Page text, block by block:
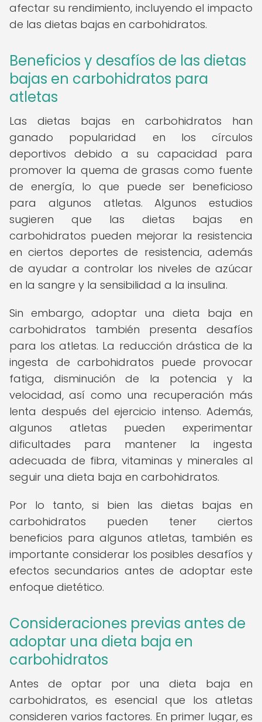
afectar su rendimiento, incluyendo el impacto
de las dietas bajas en carbohidratos.
Beneficios y desafíos de las dietas
bajas en carbohidratos para
atletas
Las dietas bajas en carbohidratos han
ganado popularidad en los círculos
deportivos debido a su capacidad para
promover la quema de grasas como fuente
de energía, lo que puede ser beneficioso
para algunos atletas. Algunos estudios
sugieren que las dietas bajas en
carbohidratos pueden mejorar la resistencia
en ciertos deportes de resistencia, además
de ayudar a controlar los niveles de azúcar
en la sangre y la sensibilidad a la insulina.
Sin embargo, adoptar una dieta baja en
carbohidratos también presenta desafíos
para los atletas. La reducción drástica de la
ingesta de carbohidratos puede provocar
fatiga, disminución de la potencia y la
velocidad, así como una recuperación más
lenta después del ejercicio intenso. Además,
algunos atletas pueden experimentar
dificultades para mantener la ingesta
adecuada de fibra, vitaminas y minerales al
seguir una dieta baja en carbohidratos.
Por lo tanto, si bien las dietas bajas en
carbohidratos pueden tener ciertos
beneficios para algunos atletas, también es
importante considerar los posibles desafíos y
efectos secundarios antes de adoptar este
enfoque dietético.
Consideraciones previas antes de
adoptar una dieta baja en
carbohidratos
Antes de optar por una dieta baja en
carbohidratos, es esencial que los atletas
consideren varios factores. En primer lugar, es